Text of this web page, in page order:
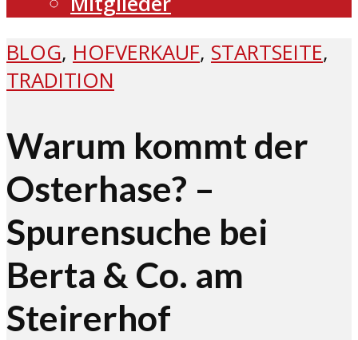
BLOG, HOFVERKAUF, STARTSEITE,
TRADITION
Warum kommt der
Osterhase? –
Spurensuche bei
Berta & Co. am
Steirerhof